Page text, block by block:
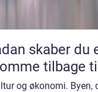
tilbage
og økonomi. Byen,